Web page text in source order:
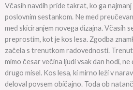
Včasih navdih pride takrat, ko ga
poslovnim sestankom. Ne med
med skiciranjem novega dizajna. Včasih
preprostim, kot je kos lesa. Zgodba
začela s trenutkom radovednosti.
mimo česar večina ljudi vsak dan hodi, ne
drugo misel. Kos lesa, ki mirno leži v
deloval povsem običajno. Toda ob